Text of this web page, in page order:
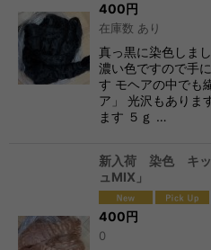
400円
在庫数 あり
真っ黒に染色しま
濃い色ですので手
す モヘアの中でも
ア」 光沢もありま
ます ５ｇ …
新入荷 染色 キッ
ュMIX」
400円
0